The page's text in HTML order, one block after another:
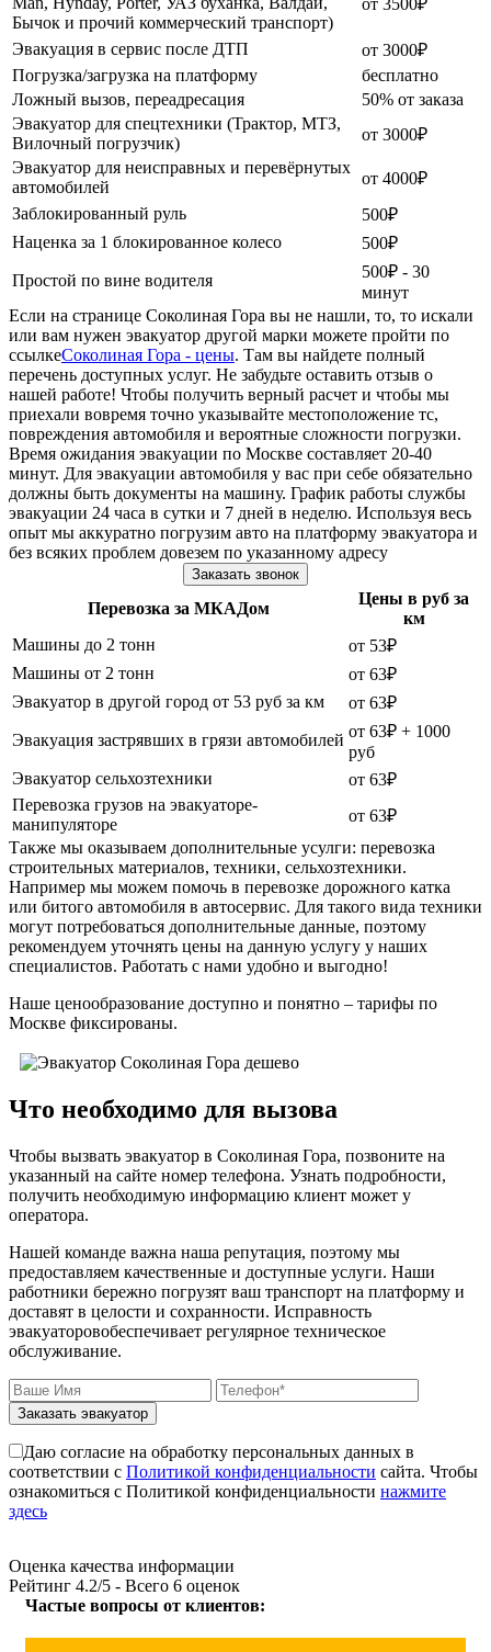
Бычок и прочий коммерческий транспорт)
от 3500₽
Эвакуация в сервис после ДТП
от 3000₽
Погрузка/загрузка на платформу
бесплатно
Ложный вызов, переадресация
50% от заказа
Эвакуатор для спецтехники (Трактор, МТЗ,
Вилочный погрузчик)
от 3000₽
Эвакуатор для неисправных и перевёрнутых
автомобилей
от 4000₽
Заблокированный руль
500₽
Наценка за 1 блокированное колесо
500₽
Простой по вине водителя
500₽ - 30
минут
Если на странице Соколиная Гора вы не нашли, то, то искали
или вам нужен эвакуатор другой марки можете пройти по
ссылкеСоколиная Гора - цены. Там вы найдете полный
перечень доступных услуг. Не забудьте оставить отзыв о
нашей работе! Чтобы получить верный расчет и чтобы мы
приехали вовремя точно указывайте местоположение тс,
повреждения автомобиля и вероятные сложности погрузки.
Время ожидания эвакуации по Москве составляет 20-40
минут. Для эвакуации автомобиля у вас при себе обязательно
должны быть документы на машину. График работы службы
эвакуации 24 часа в сутки и 7 дней в неделю. Используя весь
опыт мы аккуратно погрузим авто на платформу эвакуатора и
без всяких проблем довезем по указанному адресу
Заказать звонок
Перевозка за МКАДом
Цены в руб за
км
Машины до 2 тонн
от 53₽
Машины от 2 тонн
от 63₽
Эвакуатор в другой город от 53 руб за км
от 63₽
Эвакуация застрявших в грязи автомобилей от 63₽ + 1000
руб
Эвакуатор сельхозтехники
от 63₽
Перевозка грузов на эвакуаторе-
манипуляторе
от 63₽
Также мы оказываем дополнительные усулги: перевозка
строительных материалов, техники, сельхозтехники.
Например мы можем помочь в перевозке дорожного катка
или битого автомобиля в автосервис. Для такого вида техники
могут потребоваться дополнительные данные, поэтому
рекомендуем уточнять цены на данную услугу у наших
специалистов. Работать с нами удобно и выгодно!
Наше ценообразование доступно и понятно – тарифы по
Москве фиксированы.
Что необходимо для вызова
Чтобы вызвать эвакуатор в Соколиная Гора, позвоните на
указанный на сайте номер телефона. Узнать подробности,
получить необходимую информацию клиент может у
оператора.
Нашей команде важна наша репутация, поэтому мы
предоставляем качественные и доступные услуги. Наши
работники бережно погрузят ваш транспорт на платформу и
доставят в целости и сохранности. Исправность
эвакуаторовобеспечивает регулярное техническое
обслуживание.
Заказать эвакуатор
Даю согласие на обработку персональных данных в
соответствии с Политикой конфиденциальности сайта. Чтобы
ознакомиться с Политикой конфиденциальности нажмите
здесь
Оценка качества информации
Рейтинг 4.2/5 - Всего 6 оценок
Частые вопросы от клиентов: